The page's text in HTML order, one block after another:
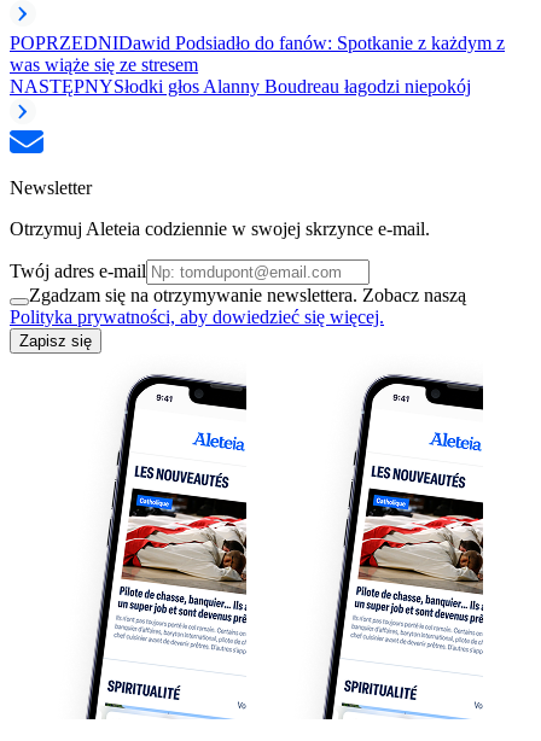
POPRZEDNIDawid Podsiadło do fanów: Spotkanie z każdym z
was wiąże się ze stresem
NASTĘPNYSłodki głos Alanny Boudreau łagodzi niepokój
Newsletter
Otrzymuj Aleteia codziennie w swojej skrzynce e-mail.
Twój adres e-mail
Zgadzam się na otrzymywanie newslettera. Zobacz naszą
Polityka prywatności, aby dowiedzieć się więcej.
Zapisz się